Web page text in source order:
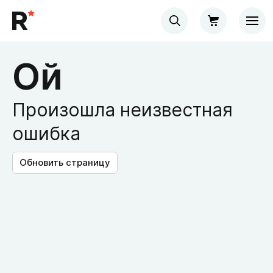
Ой
Произошла неизвестная
ошибка
Обновить страницу